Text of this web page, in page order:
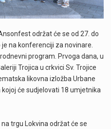
održat će se od 27. do
na konferenciji za novinare.
program. Prvoga dana, u
Trojica u crkvici Sv. Trojice
likovna izložba Urbane
će sudjelovati 18 umjetnika
trgu Lokvina održat će se